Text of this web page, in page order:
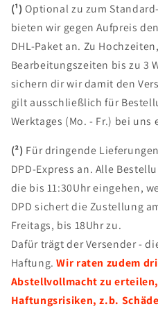
(¹)Optional zu zum
bieten wir gegen Aufpreis
DHL-Paket an. Zu
Bearbeitungszeiten bis zu 3
sichern dir wir damit den
gilt ausschließlich für
Werktages (Mo. - Fr.) bei uns
(²) Für dringende
DPD-Express an. Alle
die bis 11:30Uhr eingehen,
DPD sichert die Zustellung
Freitags, bis 18Uhr zu.
Dafür trägt der Versender -
Haftung.Wir raten zudem
Abstellvollmacht zu
Haftungsrisiken, z.b.